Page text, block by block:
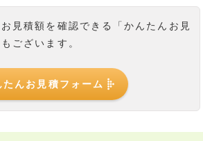
見積額を確認できる
「かんたんお見
ございます。
たんお見積フォーム